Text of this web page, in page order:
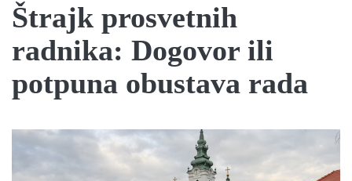
Štrajk prosvetnih
radnika: Dogovor ili
potpuna obustava rada